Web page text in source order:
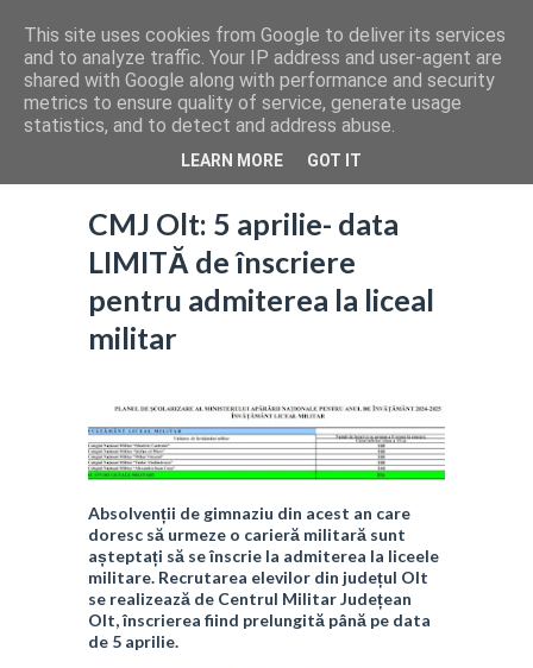
CMJ Olt: 5 aprilie- data
LIMITĂ de înscriere
pentru admiterea la liceal
militar
Absolvenții de gimnaziu din acest an care
doresc să urmeze o carieră militară sunt
așteptați să se înscrie la admiterea la liceele
militare. Recrutarea elevilor din județul Olt
se realizează de Centrul Militar Județean
Olt, înscrierea fiind prelungită până pe data
de 5 aprilie.
This site uses cookies from Google to deliver its services
and to analyze traffic. Your IP address and user-agent are
shared with Google along with performance and security
metrics to ensure quality of service, generate usage
statistics, and to detect and address abuse.
LEARN MORE GOT IT